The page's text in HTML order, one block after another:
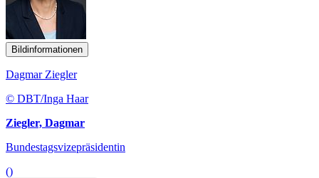
Bildinformationen
Dagmar Ziegler
© DBT/Inga Haar
Ziegler, Dagmar
Bundestagsvizepräsidentin
()